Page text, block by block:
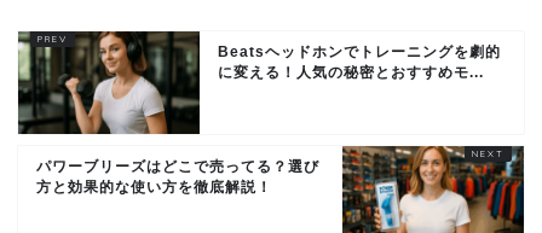
Beatsヘッドホンでトレーニングを劇的
に変える！人気の秘密とおすすめモ...
パワーブリーズはどこで売ってる？選び
方と効果的な使い方を徹底解説！